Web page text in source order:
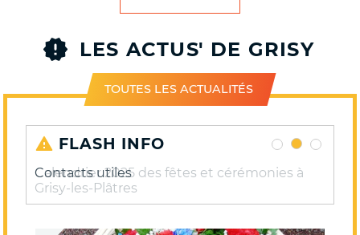
LES ACTUS' DE GRISY
FLASH INFO
Contacts utiles
TOUTES LES ACTUALITÉS